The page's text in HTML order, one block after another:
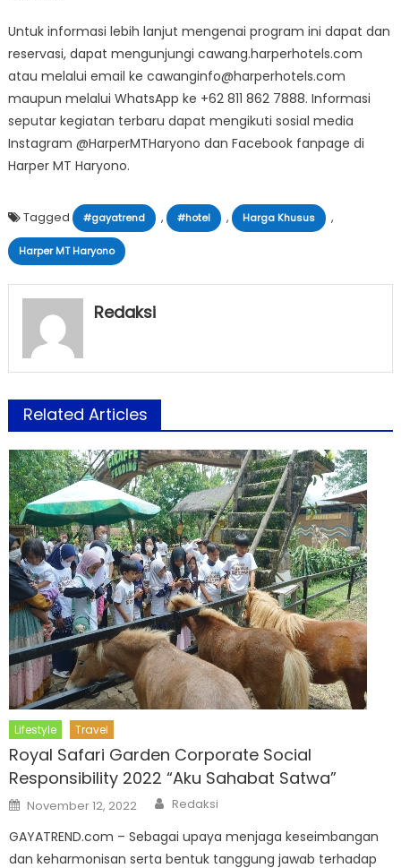
Untuk informasi lebih lanjut mengenai program ini dapat dan
reservasi, dapat mengunjungi cawang.harperhotels.com
atau melalui email ke cawanginfo@harperhotels.com
maupun melalui WhatsApp ke +62 811 862 7888. Informasi
seputar kegiatan terbaru dapat mengikuti sosial media
Instagram @HarperMTHaryono dan Facebook fanpage di
Harper MT Haryono.
Tagged #gayatrend , #hotel , Harga Khusus ,
Harper MT Haryono
Redaksi
Related Articles
Lifestyle Travel
Royal Safari Garden Corporate Social
Responsibility 2022 “Aku Sahabat Satwa”
Posted
on
November 12, 2022 Author
Redaksi
GAYATREND.com – Sebagai upaya menjaga keseimbangan
dan keharmonisan serta bentuk tanggung jawab terhadap